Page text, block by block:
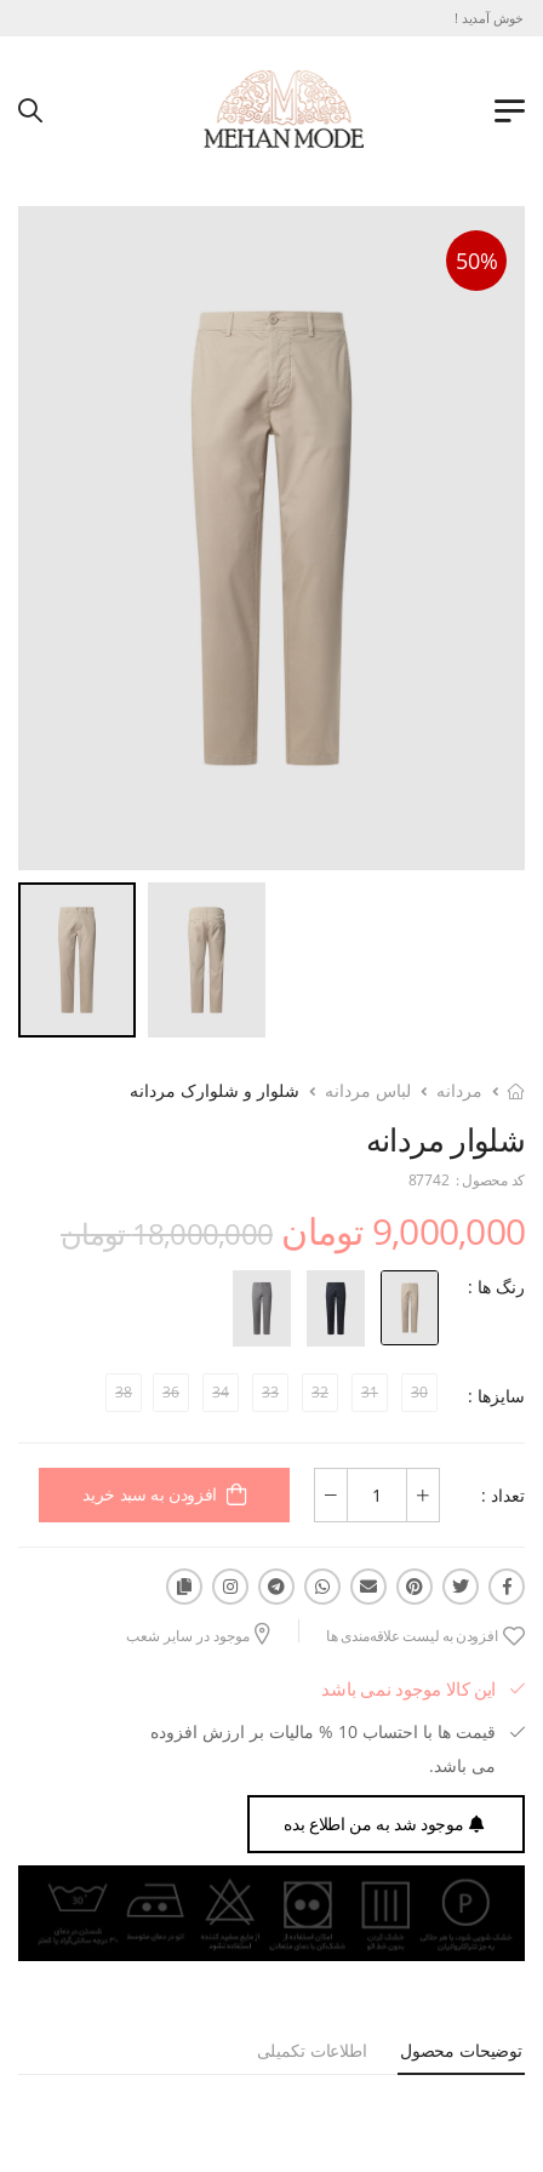
خوش آمدید !
50%
مردانه لباس مردانه شلوار و شلوارک مردانه
شلوار مردانه
کد محصول : 87742
9,000,000 تومان 18,000,000 تومان
رنگ ها :
سایزها : 30
31
32
33
34
36
38
تعداد : افزودن به سبد خرید
افزودن به لیست علاقه‌مندی ها موجود در سایر شعب
این کالا موجود نمی باشد
قیمت ها با احتساب 10 % مالیات بر ارزش افزوده
می باشد.
موجود شد به من اطلاع بده
توضیحات محصول اطلاعات تکمیلی